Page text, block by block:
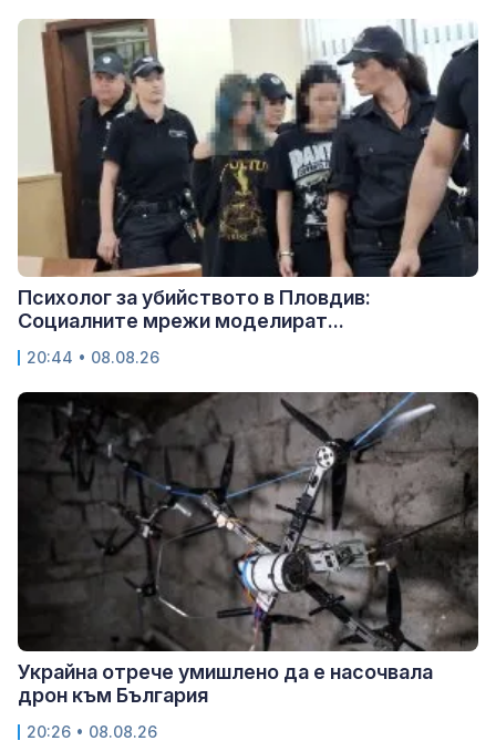
Психолог за убийството в Пловдив:
Социалните мрежи моделират...
20:44 • 08.08.26
Украйна отрече умишлено да е насочвала
дрон към България
20:26 • 08.08.26